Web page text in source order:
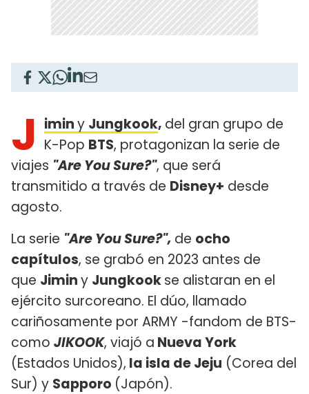
J iminy Jungkook, del gran grupo de
K-Pop BTS, protagonizan la serie de
viajes "Are You Sure?", que será
transmitido a través de Disney+ desde
agosto.
La serie "Are You Sure?", de ocho
capítulos, se grabó en 2023 antes de
que Jiminy Jungkookse alistaran en el
ejército surcoreano. El dúo, llamado
cariñosamente por ARMY -fandom de BTS-
como JIKOOK, viajó a Nueva York
(Estados Unidos), la isla de Jeju (Corea del
Sur) y Sapporo (Japón).